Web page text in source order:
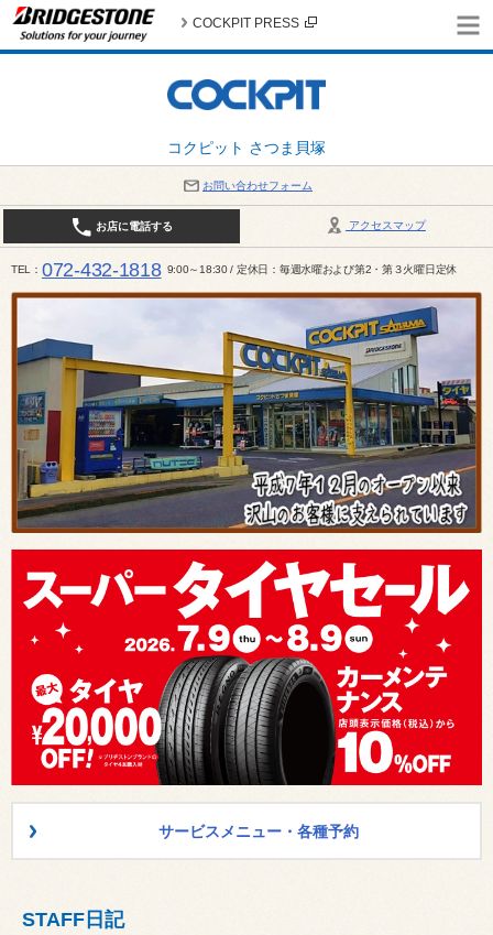
コクピット さつま貝塚
COCKPIT PRESS
お問い合わせフォーム
アクセスマップ
お店に電話する
TEL 072-432-1818 9:00～18:30 / 定休日：毎週水曜および第2・第３火曜日定休
サービスメニュー・各種予約
STAFF日記